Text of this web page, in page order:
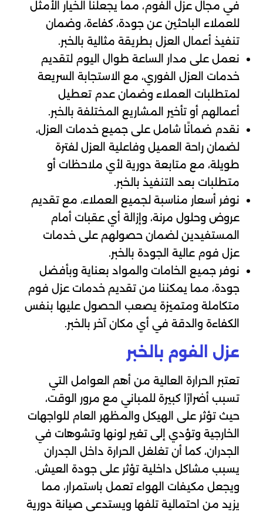
في مجال عزل الفوم، مما يجعلنا الخيار الأمثل
للعملاء الباحثين عن جودة، كفاءة، وضمان
تنفيذ أعمال العزل بطريقة مثالية بالخبر.
نعمل على مدار الساعة طوال اليوم لتقديم
خدمات العزل الفوري، مع الاستجابة السريعة
لمتطلبات العملاء وضمان عدم تعطيل
أعمالهم أو تأخير المشاريع المختلفة بالخبر.
نقدم ضمانًا شامل على جميع خدمات العزل،
لضمان راحة العميل وفاعلية العزل لفترة
طويلة، مع متابعة دورية لأي ملاحظات أو
متطلبات بعد التنفيذ بالخبر.
نوفر أسعار مناسبة لجميع العملاء، مع تقديم
عروض وحلول مرنة، وإزالة أي عقبات أمام
المستفيدين لضمان حصولهم على خدمات
عزل فوم عالية الجودة بالخبر.
نوفر جميع الخامات والمواد بعناية وبأفضل
جودة، مما يمكننا من تقديم خدمات عزل فوم
متكاملة ومتميزة يصعب الحصول عليها بنفس
الكفاءة والدقة في أي مكان آخر بالخبر.
عزل الفوم بالخبر
تعتبر الحرارة العالية من أهم العوامل التي
تسبب أضرارًا كبيرة للمباني مع مرور الوقت،
حيث تؤثر على الهيكل والمظهر العام للواجهات
الخارجية وتؤدي إلى تغير لونها وتشوهات في
الجدران، كما أن تغلغل الحرارة داخل الجدران
يسبب مشاكل داخلية تؤثر على جودة العيش.
ويجعل مكيفات الهواء تعمل باستمرار، مما
يزيد من احتمالية تلفها ويستدعي صيانة دورية